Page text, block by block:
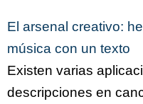
El arsenal creativo:
música con un texto
Existen varias
descripciones en